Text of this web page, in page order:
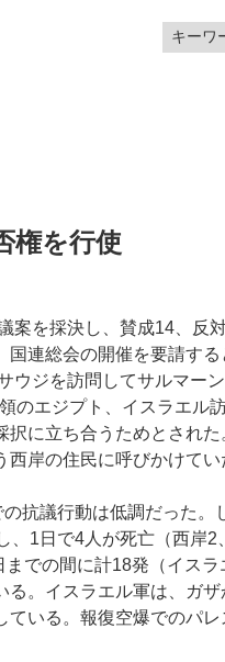
権を行使
案を採決し、賛成14、反
連総会の開催を要請す
ウジを訪問してサルマー
のエジプト、イスラエル
に立ち合うためとされ
岸の住民に呼びかけて
抗議行動は低調だった。
、1日で4人が死亡（西岸2
での間に計18発（イス
。イスラエル軍は、ガザ
いる。報復空爆でのパ